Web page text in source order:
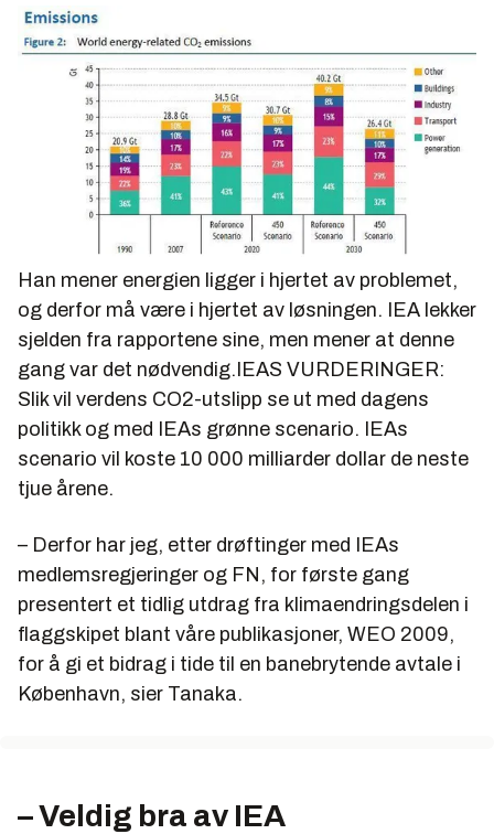
Han mener energien ligger i hjertet av problemet,
og derfor må være i hjertet av løsningen. IEA lekker
sjelden fra rapportene sine, men mener at denne
gang var det nødvendig.IEAS VURDERINGER:
Slik vil verdens CO2-utslipp se ut med dagens
politikk og med IEAs grønne scenario. IEAs
scenario vil koste 10 000 milliarder dollar de neste
tjue årene.
– Derfor har jeg, etter drøftinger med IEAs
medlemsregjeringer og FN, for første gang
presentert et tidlig utdrag fra klimaendringsdelen i
flaggskipet blant våre publikasjoner, WEO 2009,
for å gi et bidrag i tide til en banebrytende avtale i
København, sier Tanaka.
– Veldig bra av IEA